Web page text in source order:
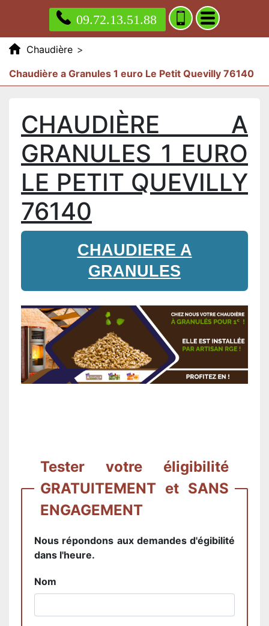
09.72.13.51.88
Chaudière >
Chaudière a Granules 1 euro Le Petit Quevilly 76140
CHAUDIÈRE A
GRANULES 1 EURO
LE PETIT QUEVILLY
76140
CHAUDIERE A
GRANULES
Tester votre éligibilité
GRATUITEMENT et SANS
ENGAGEMENT
Nous répondons aux demandes d'égibilité
dans l'heure.
Nom